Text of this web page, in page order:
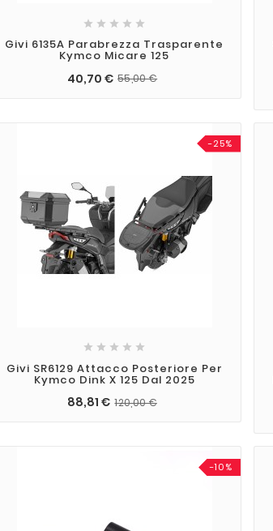
    
Givi 6135A Parabrezza Trasparente
Kymco Micare 125
40,70 € 55,00 €
-25%
    
Givi SR6129 Attacco Posteriore Per
Kymco Dink X 125 Dal 2025
88,81 € 120,00 €
-10%